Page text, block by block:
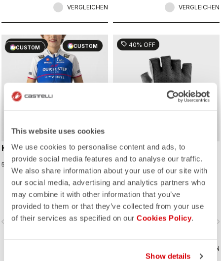
This website uses cookies
We use cookies to personalise content and ads, to
provide social media features and to analyse our traffic.
We also share information about your use of our site with
our social media, advertising and analytics partners who
may combine it with other information that you’ve
provided to them or that they’ve collected from your use
of their services as specified on our Cookies Policy.
Show details
VERGLEICHEN VERGLEICHEN
CUSTOM
sell60% OFF
CUSTOM
KID JERSEY
59,95 € 23,98 €
navigate_next
sell 40% OFF
ENTRATA V KID GLOVE
20,97 €
navigate_before
VERGLEICHEN